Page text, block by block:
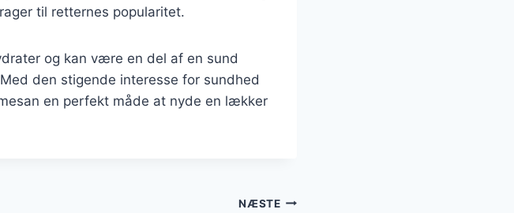
til retternes popularitet.
og kan være en del af en sund
den stigende interesse for sundhed
en perfekt måde at nyde en lækker
NÆSTE